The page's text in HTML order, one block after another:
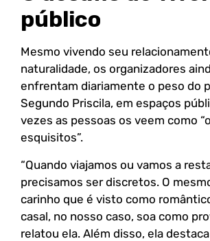
público
Mesmo vivendo seu
naturalidade, os organizadores
enfrentam diariamente o peso do
Segundo Priscila, em espaços
vezes as pessoas os veem como
esquisitos”.
“Quando viajamos ou vamos a
precisamos ser discretos. O
carinho que é visto como
casal, no nosso caso, soa como
relatou ela. Além disso, ela